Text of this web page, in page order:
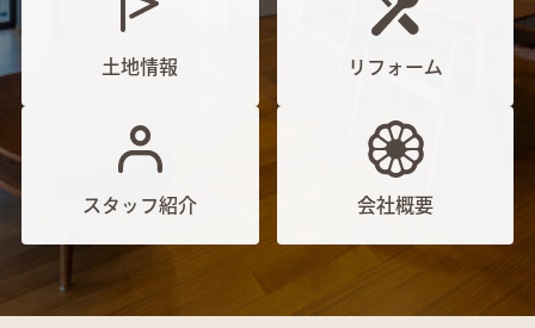
土地情報 リフォーム
スタッフ紹介 会社概要